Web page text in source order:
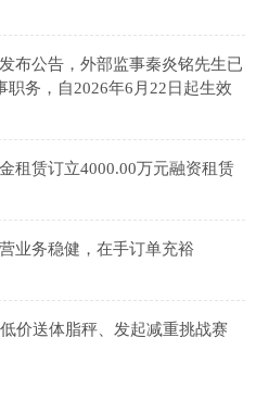
布公告，外部监事秦炎铭先生已
务，自2026年6月22日起生效
租赁订立4000.00万元融资租赁
业务稳健，在手订单充裕
价送体脂秤、发起减重挑战赛